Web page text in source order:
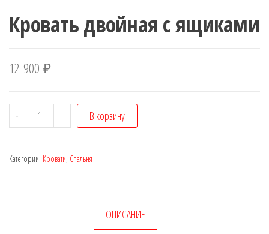
Кровать двойная с ящиками
12 900 ₽
-
Количество
Кровать
с
+ В корзину
Категории: Кровати, Спальня
ОПИСАНИЕ